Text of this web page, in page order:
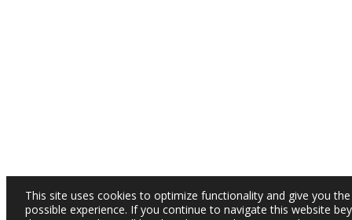
This site uses cookies to optimize functionality and give you
possible experience. If you continue to navigate this website